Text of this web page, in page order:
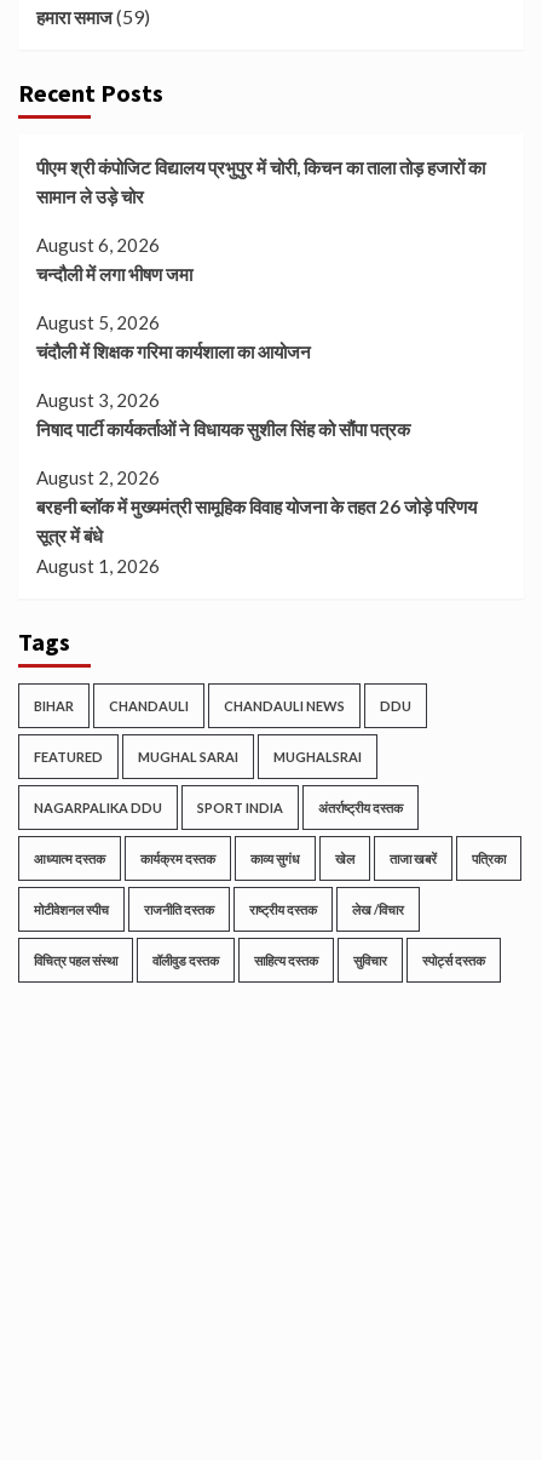
हमारा समाज(59)
Recent Posts
पीएम श्री कंपोजिट विद्यालय प्रभुपुर में चोरी, किचन का ताला तोड़ हजारों का
सामान ले उड़े चोर
August 6, 2026
चन्दौली में लगा भीषण जमा
August 5, 2026
चंदौली में शिक्षक गरिमा कार्यशाला का आयोजन
August 3, 2026
निषाद पार्टी कार्यकर्ताओं ने विधायक सुशील सिंह को सौंपा पत्रक
August 2, 2026
बरहनी ब्लॉक में मुख्यमंत्री सामूहिक विवाह योजना के तहत 26 जोड़े परिणय
सूत्र में बंधे
August 1, 2026
Tags
BIHAR CHANDAULI CHANDAULI NEWS DDU
FEATURED MUGHAL SARAI MUGHALSRAI
NAGARPALIKA DDU SPORT INDIA अंतर्राष्ट्रीय दस्तक
आध्यात्म दस्तक कार्यक्रम दस्तक काव्य सुगंध खेल ताजा खबरें पत्रिका
मोटीवेशनल स्पीच राजनीति दस्तक राष्ट्रीय दस्तक लेख /विचार
विचित्र पहल संस्था वॉलीवुड दस्तक साहित्य दस्तक सुविचार स्पोर्ट्स दस्तक